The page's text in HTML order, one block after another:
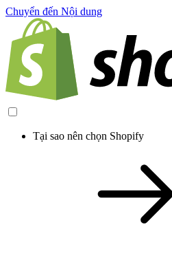
Chuyển đến Nội dung
Tại sao nên chọn Shopify